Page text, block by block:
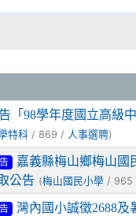
「98學年度國立高級
特科 / 869 / 人事選聘)
嘉義縣梅山鄉梅山國
公告 (梅山國民小學 / 965
灣內國小誠徵2688及